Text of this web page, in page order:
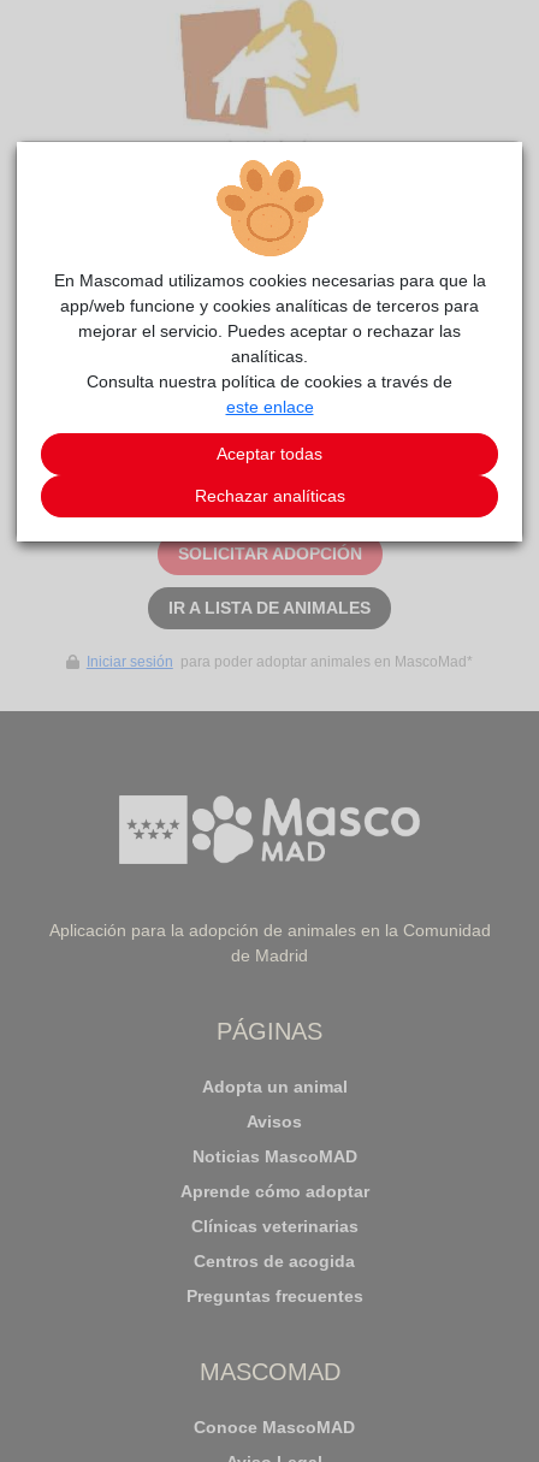
FLAKIreside actualmente en el centro de acogida Anaa
COMENTARIOS
Carácter
Un mundo por ver. Necesitan serenidad y cariño.
Este animal aún no ha recibido solicitudes de
adopción
SOLICITAR ADOPCIÓN
IR A LISTA DE ANIMALES
Iniciar sesión para poder adoptar animales en MascoMad*
Aplicación para la adopción de animales en la Comunidad
de Madrid
PÁGINAS
Adopta un animal
Avisos
Noticias MascoMAD
Aprende cómo adoptar
Clínicas veterinarias
Centros de acogida
Preguntas frecuentes
MASCOMAD
Conoce MascoMAD
En Mascomad utilizamos cookies necesarias para que la
app/web funcione y cookies analíticas de terceros para
mejorar el servicio. Puedes aceptar o rechazar las
analíticas.
Consulta nuestra política de cookies a través de
este enlace
Aceptar todas
Rechazar analíticas